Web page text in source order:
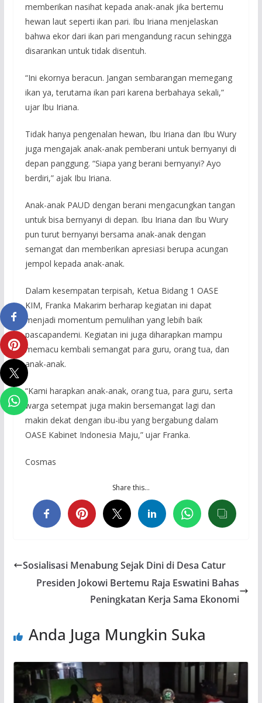
memberikan nasihat kepada anak-anak jika bertemu
hewan laut seperti ikan pari. Ibu Iriana menjelaskan
bahwa ekor dari ikan pari mengandung racun sehingga
disarankan untuk tidak disentuh.
“Ini ekornya beracun. Jangan sembarangan memegang
ikan ya, terutama ikan pari karena berbahaya sekali,”
ujar Ibu Iriana.
Tidak hanya pengenalan hewan, Ibu Iriana dan Ibu Wury
juga mengajak anak-anak pemberani untuk bernyanyi di
depan panggung. “Siapa yang berani bernyanyi? Ayo
berdiri,” ajak Ibu Iriana.
Anak-anak PAUD dengan berani mengacungkan tangan
untuk bisa bernyanyi di depan. Ibu Iriana dan Ibu Wury
pun turut bernyanyi bersama anak-anak dengan
semangat dan memberikan apresiasi berupa acungan
jempol kepada anak-anak.
Dalam kesempatan terpisah, Ketua Bidang 1 OASE
KIM, Franka Makarim berharap kegiatan ini dapat
menjadi momentum pemulihan yang lebih baik
pascapandemi. Kegiatan ini juga diharapkan mampu
memacu kembali semangat para guru, orang tua, dan
anak-anak.
“Kami harapkan anak-anak, orang tua, para guru, serta
warga setempat juga makin bersemangat lagi dan
makin dekat dengan ibu-ibu yang bergabung dalam
OASE Kabinet Indonesia Maju,” ujar Franka.
Cosmas
Share this…
Sosialisasi Menabung Sejak Dini di Desa Catur
Presiden Jokowi Bertemu Raja Eswatini Bahas
Peningkatan Kerja Sama Ekonomi
Anda Juga Mungkin Suka